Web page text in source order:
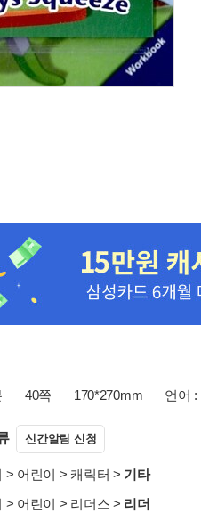
40쪽 170*270mm 언어 :
신간알림 신청
> 어린이 > 캐릭터 > 기타
> 어린이 > 리더스 > 리더